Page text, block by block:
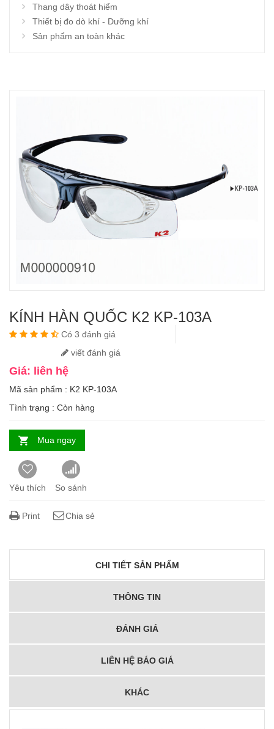
Thang dây thoát hiểm
Thiết bị đo dò khí - Dưỡng khí
Sản phẩm an toàn khác
KÍNH HÀN QUỐC K2 KP-103A
Có 3 đánh giá
viết đánh giá
Giá: liên hệ
Mã sản phẩm : K2 KP-103A
Tình trạng : Còn hàng
Mua ngay
Yêu thích So sánh
Print Chia sẻ
CHI TIẾT SẢN PHẨM
THÔNG TIN
ĐÁNH GIÁ
LIÊN HỆ BÁO GIÁ
KHÁC